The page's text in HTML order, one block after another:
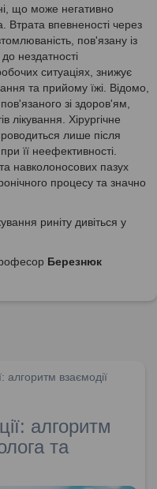
що може негативно
Втрата впевненості через
пов'язану із
нездатності
ситуаціях, знижує
та прийому їжі. Відомо,
зі здоров'ям,
лікування. Хірургічне
лише після
її неефективності.
навколоносових пазух
процесу та значно
риніту дивіться у
Березнюк
алгоритм взаємодії
алгоритм
та